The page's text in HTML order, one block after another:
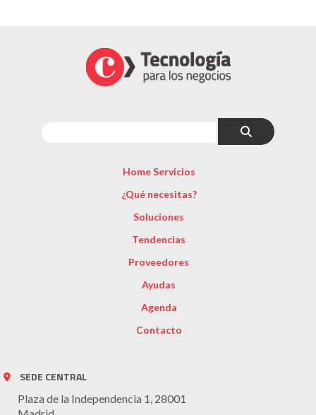
Home Servicios
¿Qué necesitas?
Soluciones
Tendencias
Proveedores
Ayudas
Agenda
Contacto
SEDE CENTRAL
Plaza de la Independencia 1, 28001